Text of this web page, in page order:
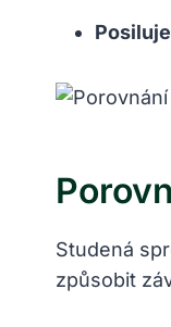
Studená
způsobit